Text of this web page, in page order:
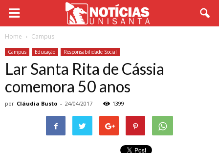
Home Campus
Campus Educação Responsabilidade Social
Lar Santa Rita de Cássia
comemora 50 anos
por Cláudia Busto - 24/04/2017 1399